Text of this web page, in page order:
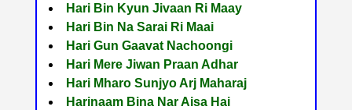
Hari Bin Kyun Jivaan Ri Maay
Hari Bin Na Sarai Ri Maai
Hari Gun Gaavat Nachoongi
Hari Mere Jiwan Praan Adhar
Hari Mharo Sunjyo Arj Maharaj
Harinaam Bina Nar Aisa Hai